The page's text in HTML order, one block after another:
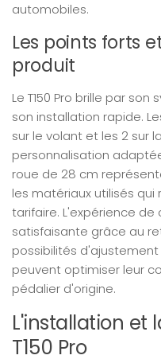
automobiles.
Les points forts
produit
Le T150 Pro brille par
son installation rapide.
sur le volant et les 2 sur
personnalisation
roue de 28 cm
les matériaux utilisés
tarifaire. L'expérience
satisfaisante grâce au
possibilités
peuvent optimiser leur
pédalier d'origine.
L'installation et
T150 Pro